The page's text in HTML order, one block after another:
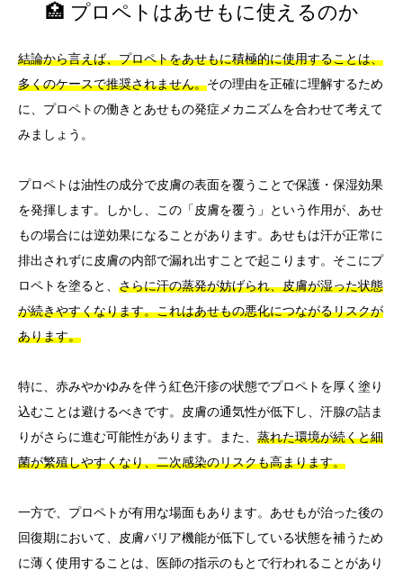
🏥 プロペトはあせもに使えるのか
結論から言えば、プロペトをあせもに積極的に使用することは、
多くのケースで推奨されません。その理由を正確に理解するため
に、プロペトの働きとあせもの発症メカニズムを合わせて考えて
みましょう。
プロペトは油性の成分で皮膚の表面を覆うことで保護・保湿効果
を発揮します。しかし、この「皮膚を覆う」という作用が、あせ
もの場合には逆効果になることがあります。あせもは汗が正常に
排出されずに皮膚の内部で漏れ出すことで起こります。そこにプ
ロペトを塗ると、 さらに汗の蒸発が妨げられ、皮膚が湿った状態
が続きやすくなります。これはあせもの悪化につながるリスクが
あります。
特に、赤みやかゆみを伴う紅色汗疹の状態でプロペトを厚く塗り
込むことは避けるべきです。皮膚の通気性が低下し、汗腺の詰ま
りがさらに進む可能性があります。また、 蒸れた環境が続くと細
菌が繁殖しやすくなり、二次感染のリスクも高まります。
一方で、プロペトが有用な場面もあります。あせもが治った後の
回復期において、皮膚バリア機能が低下している状態を補うため
に薄く使用することは、医師の指示のもとで行われることがあり